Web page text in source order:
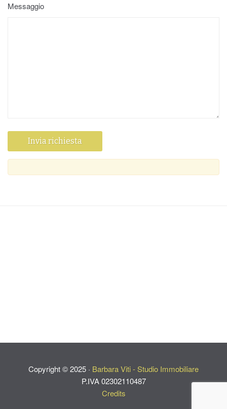
Messaggio
Copyright ©2025 · Barbara Viti - Studio Immobiliare
P.IVA 02302110487
Credits